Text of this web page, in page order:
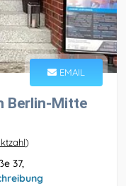
EMAIL
Berlin-Mitte
)
37,